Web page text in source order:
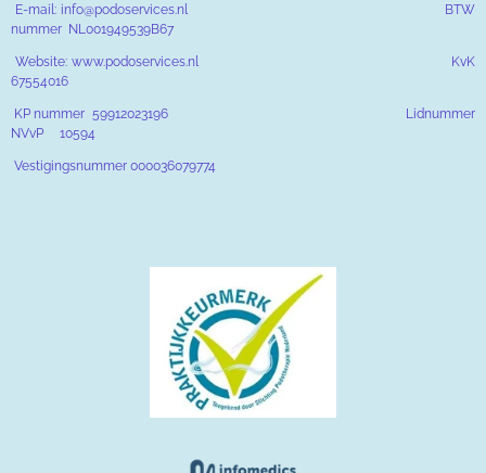
E-mail: info@podoservices.nl BTW
nummer NL001949539B67
Website: www.podoservices.nl KvK
67554016
KP nummer 59912023196 Lidnummer
NVvP 10594
Vestigingsnummer 000036079774